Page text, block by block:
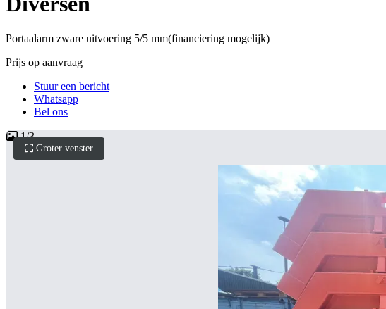
Portaalarm zware uitvoering 5/5 mm(financiering mogelijk)
Prijs op aanvraag
Stuur een bericht
Whatsapp
Bel ons
Groter venster
1/3